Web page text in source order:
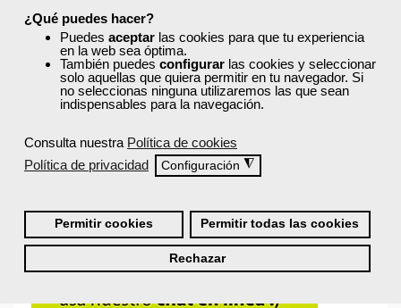
¿Qué puedes hacer?
Puedes aceptar las cookies para que tu experiencia
en la web sea óptima.
También puedes configurar las cookies y seleccionar
solo aquellas que quiera permitir en tu navegador. Si
no seleccionas ninguna utilizaremos las que sean
indispensables para la navegación.
Consulta nuestra Política de cookies
Política de privacidad
Configuración ◮
Permitir cookies Permitir todas las cookies
Rechazar
¿No recuerdas tu nombre de usuario o contraseña?